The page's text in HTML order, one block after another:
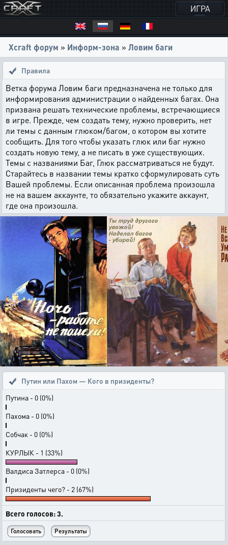
ИГРА
Xcraft форум » Информ-зона » Ловим баги
Правила
Ветка форума Ловим баги предназначена не только для
информирования администрации о найденных багах. Она
призвана решать технические проблемы, встречающиеся
в игре. Прежде, чем создать тему, нужно проверить, нет
ли темы с данным глюком/багом, о котором вы хотите
сообщить. Для того чтобы указать глюк или баг нужно
создать новую тему, а не писать в уже существующих.
Темы с названиями Баг, Глюк рассматриваться не будут.
Старайтесь в названии темы кратко сформулировать суть
Вашей проблемы. Если описанная проблема произошла
не на вашем аккаунте, то обязательно укажите аккаунт,
где она произошла.
Путин или Пахом — Кого в призиденты?
Путина - 0 (0%)
Пахома - 0 (0%)
Собчак - 0 (0%)
КУРЛЫК - 1 (33%)
Валдиса Затлерса - 0 (0%)
Призиденты чего? - 2 (67%)
Всего голосов: 3.